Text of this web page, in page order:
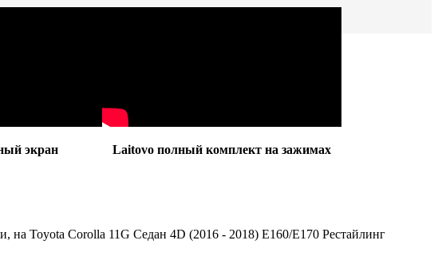
экран Laitovo полный комплект на зажимах
Toyota Corolla 11G Седан 4D (2016 - 2018) E160/E170 Рестайлинг